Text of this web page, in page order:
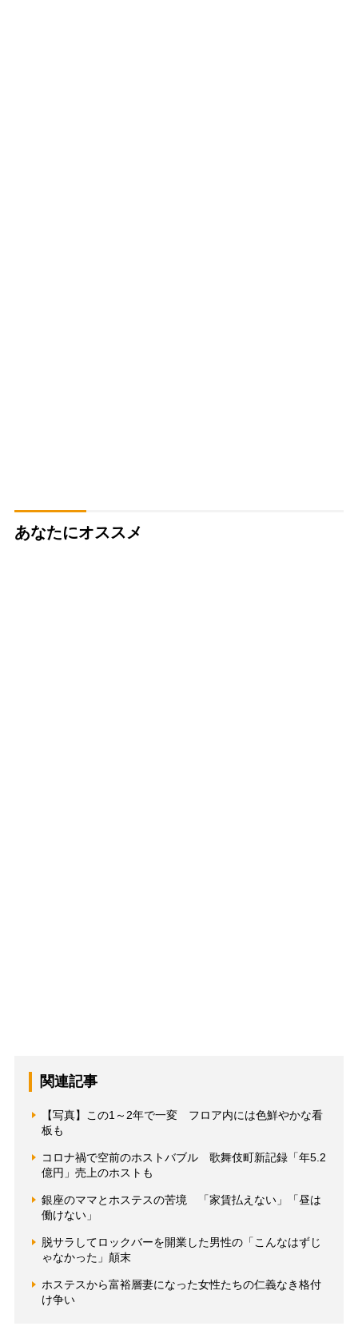
あなたにオススメ
関連記事
【写真】この1～2年で一変 フロア内には色鮮やかな看
板も
コロナ禍で空前のホストバブル 歌舞伎町新記録「年5.2
億円」売上のホストも
銀座のママとホステスの苦境 「家賃払えない」「昼は
働けない」
脱サラしてロックバーを開業した男性の「こんなはずじ
ゃなかった」顛末
ホステスから富裕層妻になった女性たちの仁義なき格付
け争い